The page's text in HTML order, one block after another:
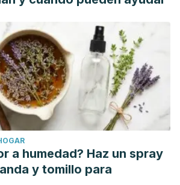
N., Harvey, P., & Bajka, B. (2016).
oat fibre decreases the permeability of
Journal of functional foods,26, 418-427.
doi.org/10.1016/j.jff.2016.08.018 .
2020.
Antioxidantes. Available at:
spanish/antioxidants.html.
M. H., & Jones, P. J. (2011).
effects of oat β-glucan.
a humedad? Haz un spray
y tomillo para